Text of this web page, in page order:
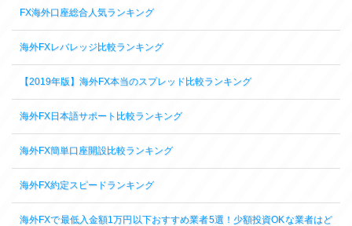
FX海外口座総合人気ランキング
海外FXレバレッジ比較ランキング
【2019年版】海外FX本当のスプレッド比較ランキング
海外FX日本語サポート比較ランキング
海外FX簡単口座開設比較ランキング
海外FX約定スピードランキング
海外FXで最低入金額1万円以下おすすめ業者5選！少額投資OKな業者はど